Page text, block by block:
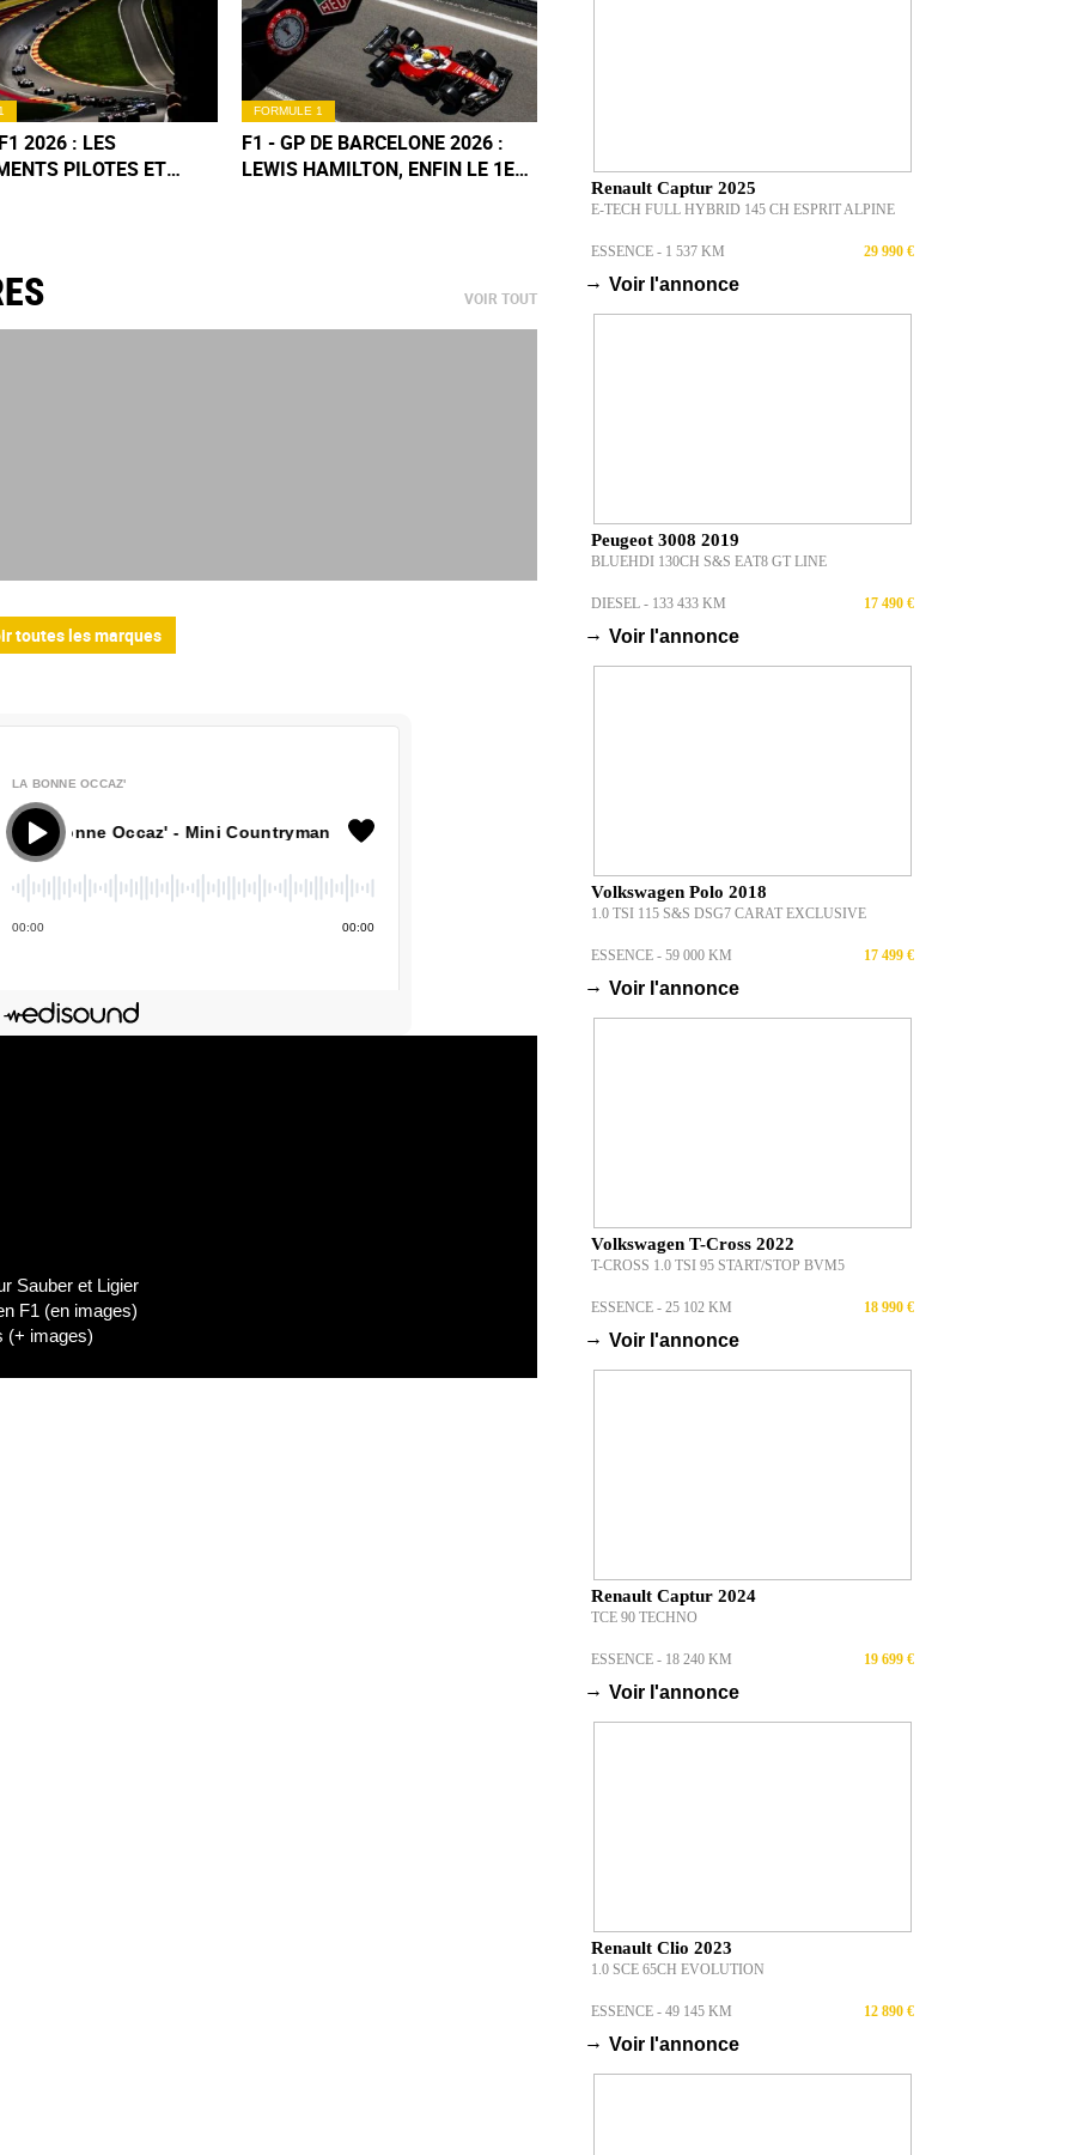
2026 : LES
PILOTES ET
FORMULE 1
F1 - GP DE BARCELONE 2026 :
LEWIS HAMILTON, ENFIN LE 1ER
VOIR TOUT
toutes les marques
LA BONNE OCCAZ'
Occaz' - Mini Countryman
00:00 00:00
Sauber et Ligier
F1 (en images)
(+ images)
Renault Captur 2025
E-TECH FULL HYBRID 145 CH ESPRIT ALPINE
ESSENCE - 1 537 KM 29 990 €
→ Voir l'annonce
Peugeot 3008 2019
BLUEHDI 130CH S&S EAT8 GT LINE
DIESEL - 133 433 KM 17 490 €
→ Voir l'annonce
Volkswagen Polo 2018
1.0 TSI 115 S&S DSG7 CARAT EXCLUSIVE
ESSENCE - 59 000 KM 17 499 €
→ Voir l'annonce
Volkswagen T-Cross 2022
T-CROSS 1.0 TSI 95 START/STOP BVM5
ESSENCE - 25 102 KM 18 990 €
→ Voir l'annonce
Renault Captur 2024
TCE 90 TECHNO
ESSENCE - 18 240 KM 19 699 €
→ Voir l'annonce
Renault Clio 2023
1.0 SCE 65CH EVOLUTION
ESSENCE - 49 145 KM 12 890 €
→ Voir l'annonce